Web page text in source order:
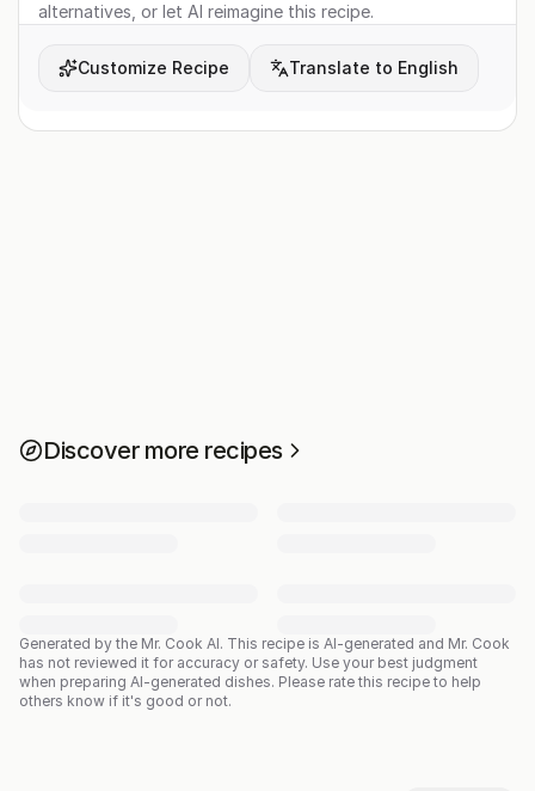
alternatives, or let AI reimagine this recipe.
Customize Recipe Translate to English
Discover more recipes
Generated by the Mr. Cook AI. This recipe is AI-generated and Mr. Cook
has not reviewed it for accuracy or safety. Use your best judgment
when preparing AI-generated dishes. Please rate this recipe to help
others know if it's good or not.